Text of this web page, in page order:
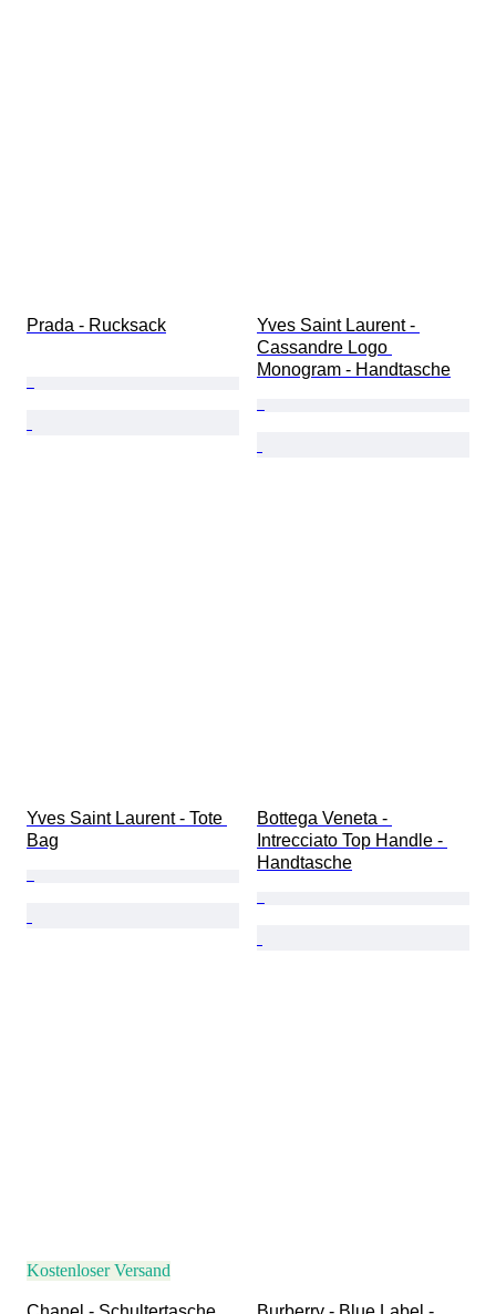
Prada - Rucksack
Yves Saint Laurent -
Cassandre Logo
Monogram - Handtasche
Yves Saint Laurent - Tote
Bag
Bottega Veneta -
Intrecciato Top Handle -
Handtasche
Kostenloser Versand